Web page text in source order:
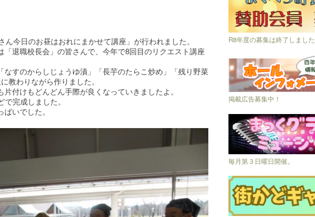
今日のお昼はおれにまかせて講座」が行われました。
退職校長会」の皆さんで、今年で8回目のリクエスト講座
なすのからしじょうゆ漬」「長芋のたらこ炒め」「残り野菜
教わりながら作りました。
付けもどんどん手際が良くなっていきましたよ。
完成しました。
いでした。
R8年度の募集は終了しました
掲載広告募集中！
毎月第３日曜日開催。